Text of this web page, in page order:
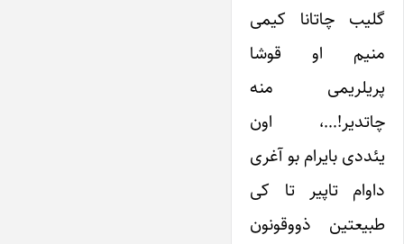
گلیب چاتانا کیمی
منیم او قوشا
پریلریمی منه
چاتدیر!…، اون
یئددی بایرام بو آغری
داوام تاپیر تا کی
طبیعتین ذووقونون